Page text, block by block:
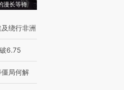
漫长等待
绕行非洲
6.75
局何解